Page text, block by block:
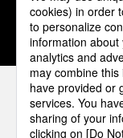
1
パナソニ